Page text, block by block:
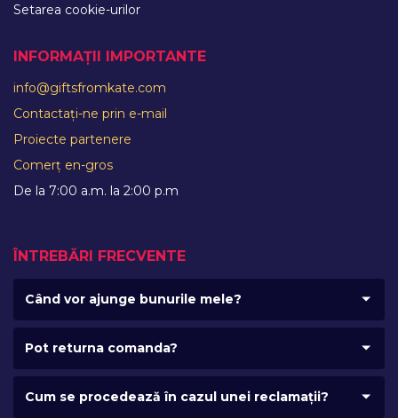
Setarea cookie-urilor
INFORMAȚII IMPORTANTE
info@giftsfromkate.com
Contactați-ne prin e-mail
Proiecte partenere
Comerț en-gros
De la 7:00 a.m. la 2:00 p.m
ÎNTREBĂRI FRECVENTE
Când vor ajunge bunurile mele?
Pot returna comanda?
Cum se procedează în cazul unei reclamații?